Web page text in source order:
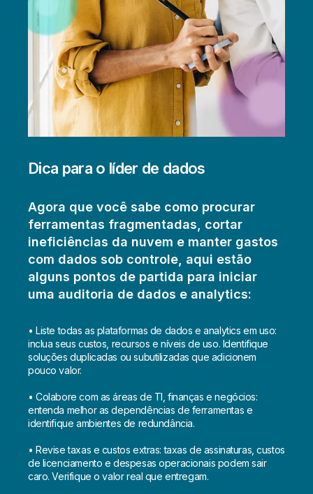
Dica para o líder de dados
Agora que você sabe como procurar
ferramentas fragmentadas, cortar
ineficiências da nuvem e manter gastos
com dados sob controle, aqui estão
alguns pontos de partida para iniciar
uma auditoria de dados e analytics:
• Liste todas as plataformas de dados e analytics em uso:
inclua seus custos, recursos e níveis de uso. Identifique
soluções duplicadas ou subutilizadas que adicionem
pouco valor.
• Colabore com as áreas de TI, finanças e negócios:
entenda melhor as dependências de ferramentas e
identifique ambientes de redundância.
• Revise taxas e custos extras: taxas de assinaturas, custos
de licenciamento e despesas operacionais podem sair
caro. Verifique o valor real que entregam.